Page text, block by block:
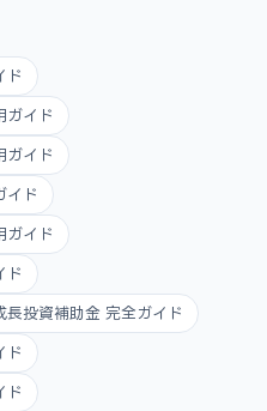
ド
ガイド
ガイド
イド
ガイド
ド
長投資補助金 完全ガイド
ド
ド